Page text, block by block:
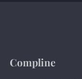
Compline